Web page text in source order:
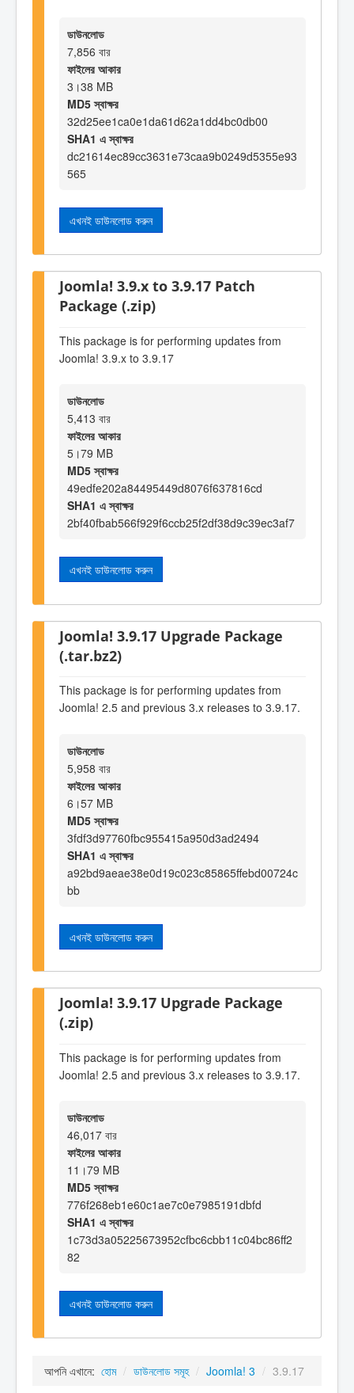
ডাউনলোড
7,856 বার
ফাইলের আকার
3।38 MB
MD5 স্বাক্ষর
32d25ee1ca0e1da61d62a1dd4bc0db00
SHA1 এ স্বাক্ষর
dc21614ec89cc3631e73caa9b0249d5355e93
565
এখনই ডাউনলোড করুন
Joomla! 3.9.x to 3.9.17 Patch
Package (.zip)
This package is for performing updates from
Joomla! 3.9.x to 3.9.17
ডাউনলোড
5,413 বার
ফাইলের আকার
5।79 MB
MD5 স্বাক্ষর
49edfe202a84495449d8076f637816cd
SHA1 এ স্বাক্ষর
2bf40fbab566f929f6ccb25f2df38d9c39ec3af7
এখনই ডাউনলোড করুন
Joomla! 3.9.17 Upgrade Package
(.tar.bz2)
This package is for performing updates from
Joomla! 2.5 and previous 3.x releases to 3.9.17.
ডাউনলোড
5,958 বার
ফাইলের আকার
6।57 MB
MD5 স্বাক্ষর
3fdf3d97760fbc955415a950d3ad2494
SHA1 এ স্বাক্ষর
a92bd9aeae38e0d19c023c85865ffebd00724c
bb
এখনই ডাউনলোড করুন
Joomla! 3.9.17 Upgrade Package
(.zip)
This package is for performing updates from
Joomla! 2.5 and previous 3.x releases to 3.9.17.
ডাউনলোড
46,017 বার
ফাইলের আকার
11।79 MB
MD5 স্বাক্ষর
776f268eb1e60c1ae7c0e7985191dbfd
SHA1 এ স্বাক্ষর
1c73d3a05225673952cfbc6cbb11c04bc86ff2
82
এখনই ডাউনলোড করুন
আপনি এখানে: হোম / ডাউনলোড সমূহ / Joomla! 3 / 3.9.17